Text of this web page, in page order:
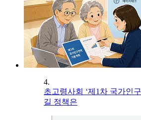
4.
초고령사회 ‘제1차 국가인
길 정책은